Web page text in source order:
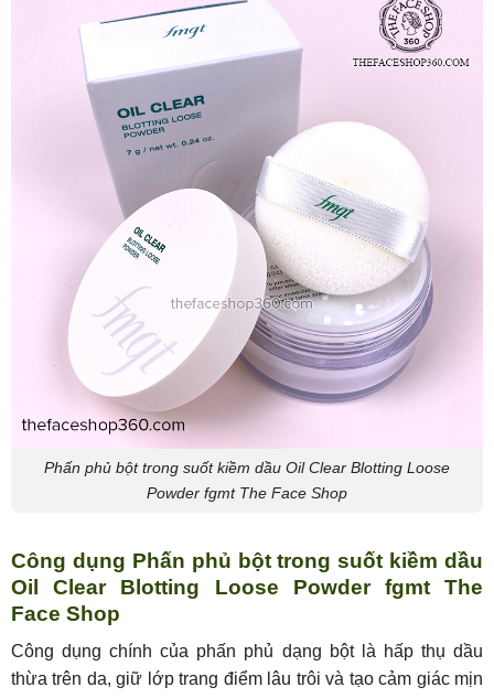
Phấn phủ bột trong suốt kiềm dầu Oil Clear Blotting Loose
Powder fgmt The Face Shop
Công dụng Phấn phủ bột trong suốt kiềm dầu
Oil Clear Blotting Loose Powder fgmt The
Face Shop
Công dụng chính của phấn phủ dạng bột là hấp thụ dầu
thừa trên da, giữ lớp trang điểm lâu trôi và tạo cảm giác mịn